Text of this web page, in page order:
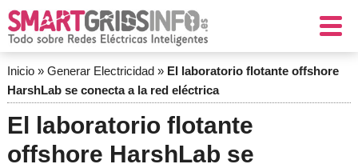
Inicio» Generar Electricidad» El laboratorio flotante offshore
HarshLab se conecta a la red eléctrica
El laboratorio flotante
offshore HarshLab se